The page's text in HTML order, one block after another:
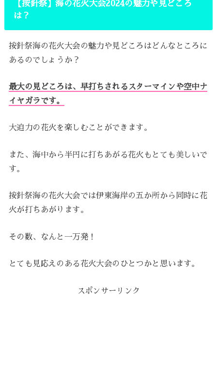
【按針祭】海の花火大会2024の魅力や見どころ
は？
按針祭海の花火大会の魅力や見どころはどんなところに
あるのでしょうか？
最大の見どころは、早打ちされるスターマインや空中ナ
イヤガラです。
大迫力の花火を楽しむことができます。
また、海中から半円に打ちあがる花火もとても美しいで
す。
按針祭海の花火大会では伊東海岸の五か所から同時に花
火が打ちあがります。
その数、なんと一万発！
とても見応えのある花火大会のひとつかと思います。
スポンサーリンク